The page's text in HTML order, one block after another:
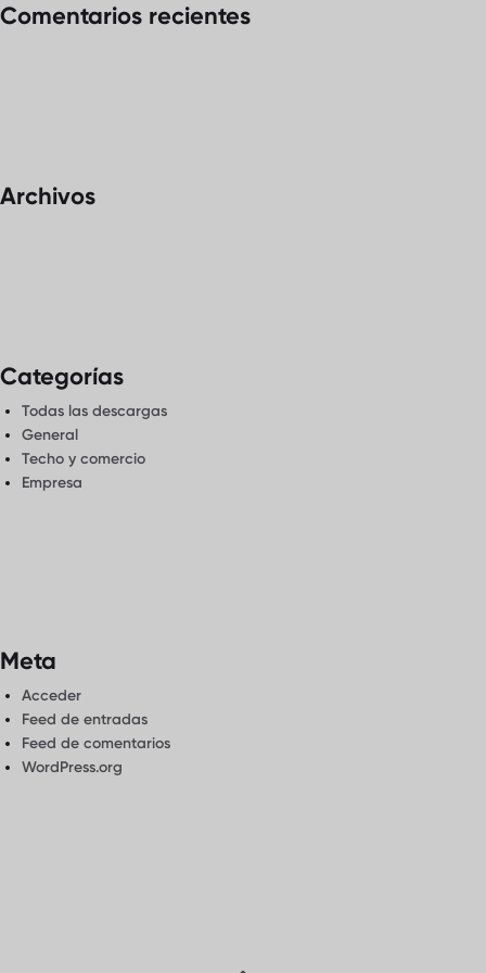
Comentarios recientes
Archivos
Categorías
Todas las descargas
General
Techo y comercio
Empresa
Meta
Acceder
Feed de entradas
Feed de comentarios
WordPress.org